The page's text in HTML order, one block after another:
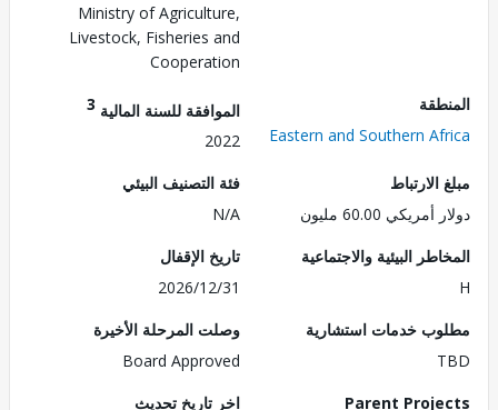
Ministry of Agriculture,
Livestock, Fisheries and
Cooperation
Eastern and Southern
الموافقة للسنة المالية3
2022
60.00 مليون
فئة التصنيف البيئي
البيئية والاجتماعية
تاريخ الإقفال
2026/12/31
خدمات استشارية
وصلت المرحلة الأخيرة
Board Approved
Parent
اخر تاريخ تحديث